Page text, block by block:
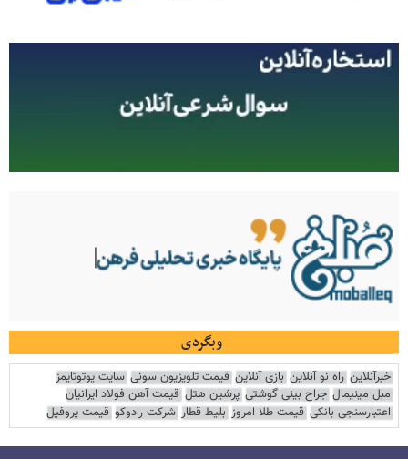
وبگردی
خبرآنلاین راه نو آنلاین بازی آنلاین قیمت تلویزیون سونی سایت یوتوتایمز
مبل مینیمال جراح بینی گوشتی پرشین هتل قیمت آهن فولاد ایرانیان
اعتبارسنجی بانکی قیمت طلا امروز بلیط قطار شرکت رادوکو قیمت پروفیل